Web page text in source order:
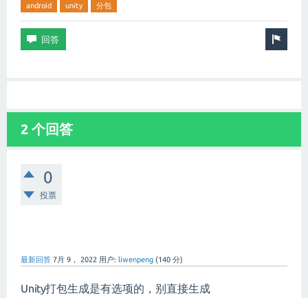
android unity 分包
2 个回答
0
投票
最新回答 7月 9， 2022 用户: liwenpeng (140 分)
Unity打包生成是有选项的，别直接生成